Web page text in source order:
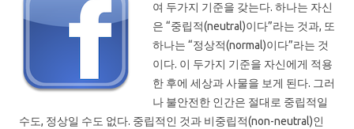
여 두가지 기준을 갖는다. 하나는 자신
은 “중립적(neutral)이다”라는 것과, 또
하나는 “정상적(normal)이다”라는 것
이다. 이 두가지 기준을 자신에게 적용
한 후에 세상과 사물을 보게 된다. 그러
나 불안전한 인간은 절대로 중립적일
수도, 정상일 수도 없다. 중립적인 것과 비중립적(non-neutral)인